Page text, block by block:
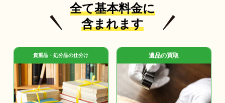
全て基本料金に
含まれます
貴重品・処分品の仕分け 遺品の買取